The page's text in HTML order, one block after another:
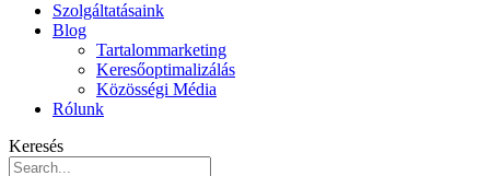
Szolgáltatásaink
Blog
Tartalommarketing
Keresőoptimalizálás
Közösségi Média
Rólunk
Keresés